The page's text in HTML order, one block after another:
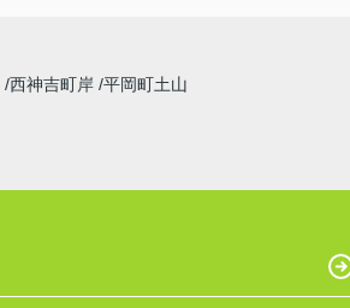
西神吉町岸 平岡町土山